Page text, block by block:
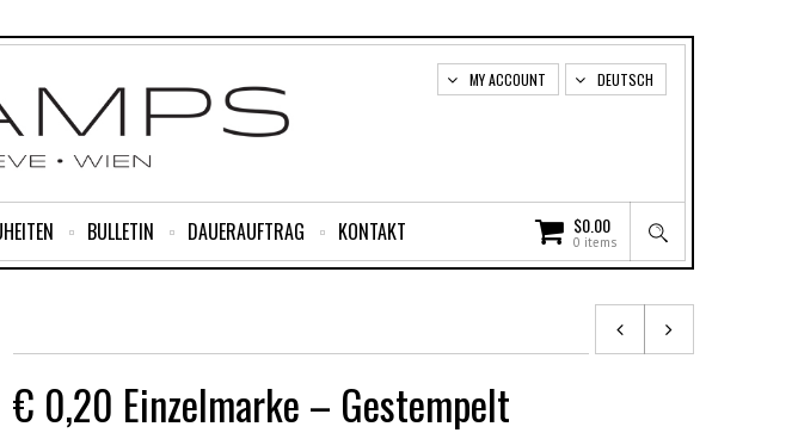
DEUTSCH
MY ACCOUNT
$0.00
0 items
BULLETIN DAUERAUFTRAG KONTAKT
€ 0,20 Einzelmarke – Gestempelt